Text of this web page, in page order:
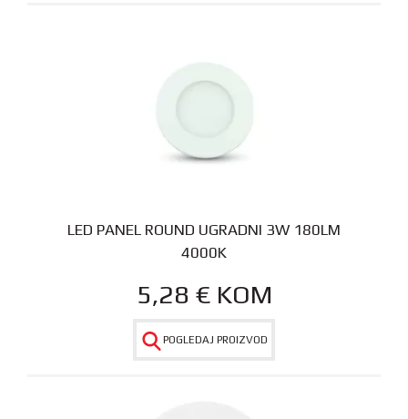
LED PANEL ROUND UGRADNI 3W 180LM
4000K
5,28 € KOM
POGLEDAJ PROIZVOD